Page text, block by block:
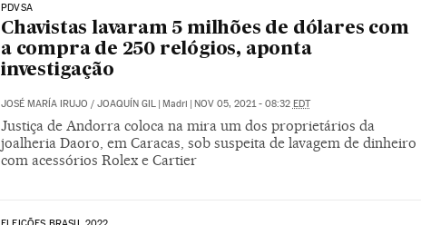
PDVSA
Chavistas lavaram 5 milhões de dólares com
a compra de 250 relógios, aponta
investigação
JOSÉ MARÍA IRUJO / JOAQUÍN GIL | Madri | NOV 05, 2021 - 08:32 EDT
Justiça de Andorra coloca na mira um dos proprietários da
joalheria Daoro, em Caracas, sob suspeita de lavagem de dinheiro
com acessórios Rolex e Cartier